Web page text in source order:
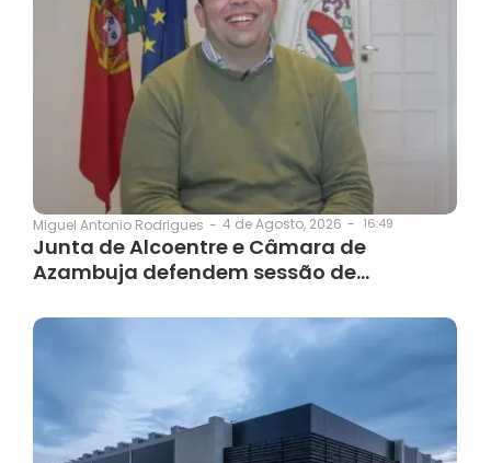
Miguel Antonio Rodrigues - 4 de Agosto, 2026 - 16:49
Junta de Alcoentre e Câmara de
Azambuja defendem sessão de…